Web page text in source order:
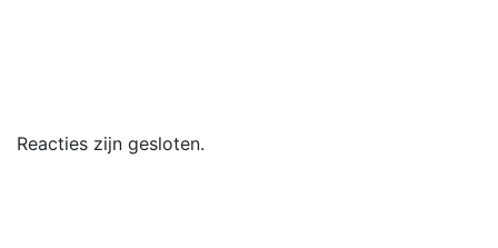
Reacties zijn gesloten.